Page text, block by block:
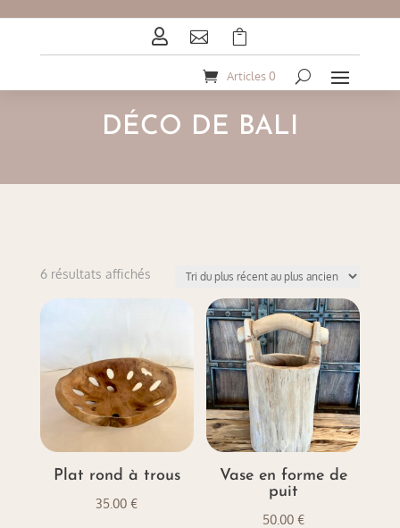
  
Articles 0
DÉCO DE BALI
6 résultats affichésTrié
plus
ancien
Plat rond à trous
35.00€
Vase en forme de
puit
50.00 €